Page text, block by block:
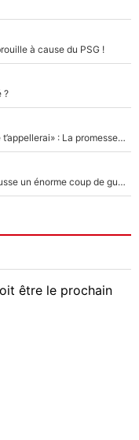
à cause du PSG !
?
Mercato - OM - «Dès que je prends un club, je t’appellerai» : La promesse de Marcelino au moment de claquer la porte
Victime de racisme contre Murray, Kyrgios pousse un énorme coup de gueule !
être le prochain